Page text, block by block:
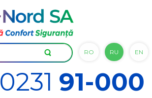
RO RU EN
0231 91-000